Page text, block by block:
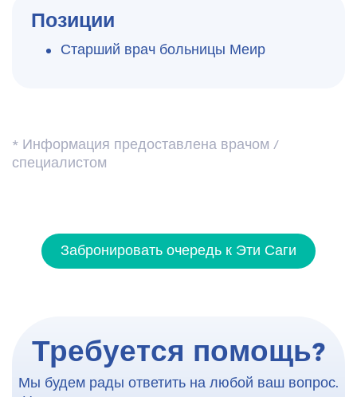
Позиции
Старший врач больницы Меир
* Информация предоставлена ​​врачом /
специалистом
Забронировать очередь к Эти Саги
Требуется помощь?
Мы будем рады ответить на любой ваш вопрос.